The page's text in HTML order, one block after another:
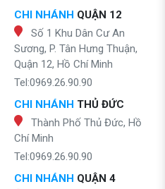
CHI NHÁNH QUẬN 12
Số 1 Khu Dân Cư An
Sương, P. Tân Hưng Thuận,
Quận 12, Hồ Chí Minh
Tel:0969.26.90.90
CHI NHÁNH THỦ ĐỨC
Thành Phố Thủ Đức, Hồ
Chí Minh
Tel:0969.26.90.90
CHI NHÁNH QUẬN 4